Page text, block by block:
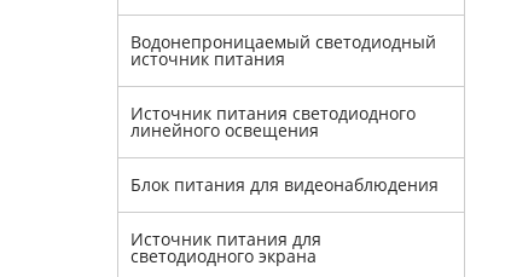
Водонепроницаемый светодиодный
источник питания
Источник питания светодиодного
линейного освещения
Блок питания для видеонаблюдения
Источник питания для
светодиодного экрана